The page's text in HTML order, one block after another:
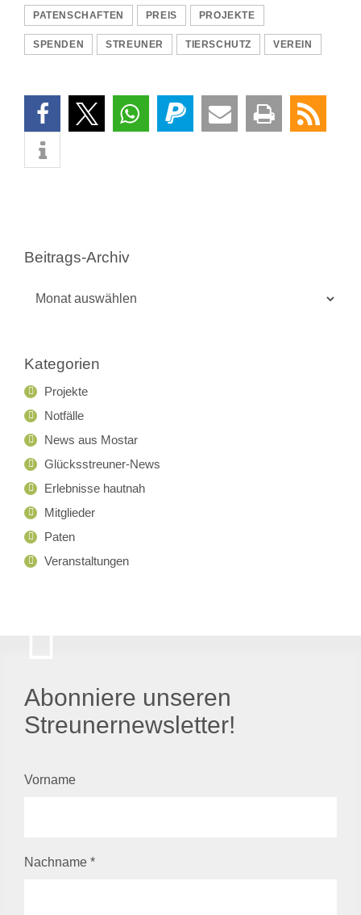
PATENSCHAFTEN PREIS PROJEKTE
SPENDEN STREUNER TIERSCHUTZ VEREIN
Beitrags-Archiv
Kategorien
Projekte
Notfälle
News aus Mostar
Glücksstreuner-News
Erlebnisse hautnah
Mitglieder
Paten
Veranstaltungen
Abonniere unseren
Streunernewsletter!
Vorname
Nachname *